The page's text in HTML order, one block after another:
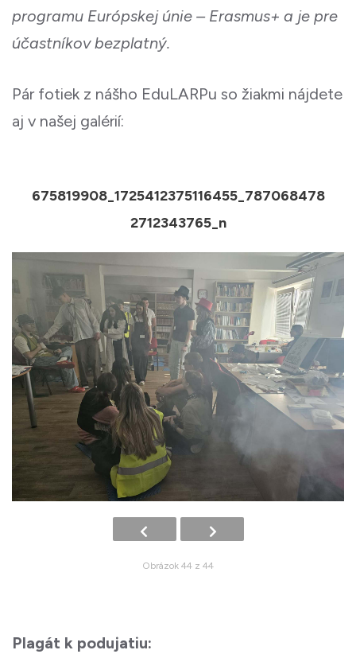
programu Európskej únie – Erasmus+ a je pre
účastníkov bezplatný.
Pár fotiek z nášho EduLARPu so žiakmi nájdete
aj v našej galérií:
675819908_1725412375116455_787068478
2712343765_n
Obrázok 44 z 44
Plagát k podujatiu: